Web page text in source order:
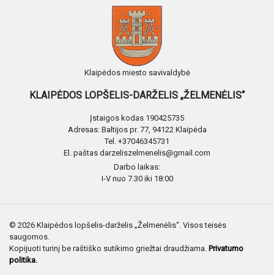
Klaipėdos miesto savivaldybė
KLAIPĖDOS LOPŠELIS-DARŽELIS „ŽELMENĖLIS“
Įstaigos kodas 190425735
Adresas: Baltijos pr. 77, 94122 Klaipėda
Tel. +37046345731
El. paštas darzeliszelmenelis@gmail.com
Darbo laikas:
I-V nuo 7.30 iki 18:00
© 2026 Klaipėdos lopšelis-darželis „Želmenėlis“. Visos teisės
saugomos.
Kopijuoti turinį be raštiško sutikimo griežtai draudžiama. Privatumo
politika.